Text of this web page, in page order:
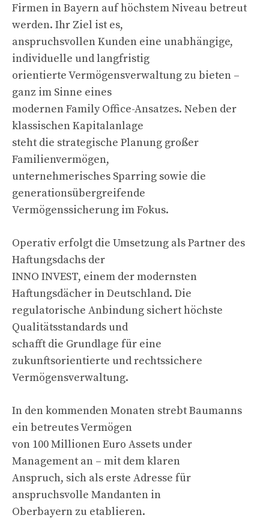
Firmen in Bayern auf höchstem Niveau betreut
werden. Ihr Ziel ist es,
anspruchsvollen Kunden eine unabhängige,
individuelle und langfristig
orientierte Vermögensverwaltung zu bieten –
ganz im Sinne eines
modernen Family Office-Ansatzes. Neben der
klassischen Kapitalanlage
steht die strategische Planung großer
Familienvermögen,
unternehmerisches Sparring sowie die
generationsübergreifende
Vermögenssicherung im Fokus.
Operativ erfolgt die Umsetzung als Partner des
Haftungsdachs der
INNO INVEST, einem der modernsten
Haftungsdächer in Deutschland. Die
regulatorische Anbindung sichert höchste
Qualitätsstandards und
schafft die Grundlage für eine
zukunftsorientierte und rechtssichere
Vermögensverwaltung.
In den kommenden Monaten strebt Baumanns
ein betreutes Vermögen
von 100 Millionen Euro Assets under
Management an – mit dem klaren
Anspruch, sich als erste Adresse für
anspruchsvolle Mandanten in
Oberbayern zu etablieren.